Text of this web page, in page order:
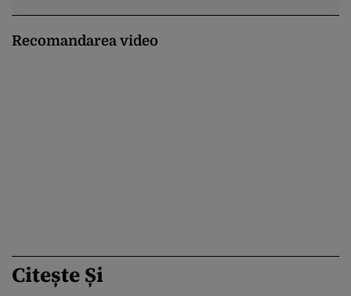
Recomandarea video
Citește Și